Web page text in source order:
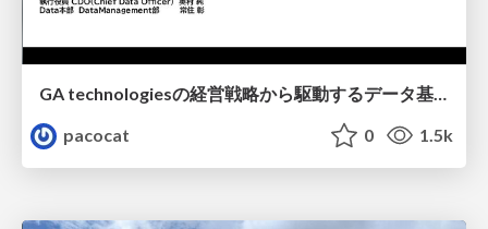
GA technologiesの経営戦略から駆動するデータ基盤構築
pacocat
0 1.5k